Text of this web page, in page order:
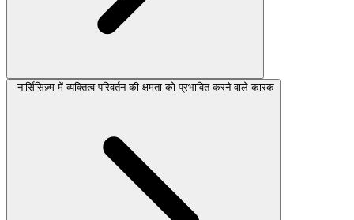
नार्सिसिज़्म में व्यक्तित्व परिवर्तन की क्षमता को प्रभावित करने वाले कारक